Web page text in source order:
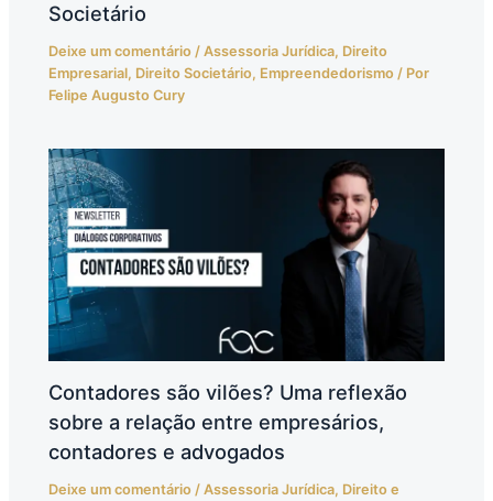
Societário
Deixe um comentário /Assessoria Jurídica, Direito
Empresarial, Direito Societário, Empreendedorismo / Por
Felipe Augusto Cury
Contadores são vilões? Uma reflexão
sobre a relação entre empresários,
contadores e advogados
Deixe um comentário /Assessoria Jurídica, Direito e